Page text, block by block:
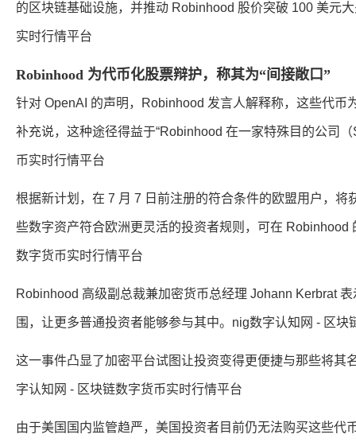
的区块链基础设施，并推动 Robinhood 股价突破 100 美元
实时行情平台
Robinhood 为代币化股票辩护，称其为“间接敞口”
针对 OpenAI 的声明，Robinhood 发言人解释称，这些代币
补充说，这种途径得益于“Robinhood 在一家特殊目的公司
币实时行情平台
根据新计划，在 7 月 7 日前注册的符合条件的欧盟用户，
些数字资产符合欧洲更灵活的投资者规则，可在
数字货币实时行情平台
Robinhood 高级副总裁兼加密货币总经理 Johann Kerbrat
围，让更多普通投资者能够参与其中。nig数字认知网 - 区块
这一事件凸显了加密平台试图让投资变得更便捷与那些将
字认知网 - 区块链数字货币实时行情平台
由于美国国内监管趋严，美国投资者目前仍无法购买这些